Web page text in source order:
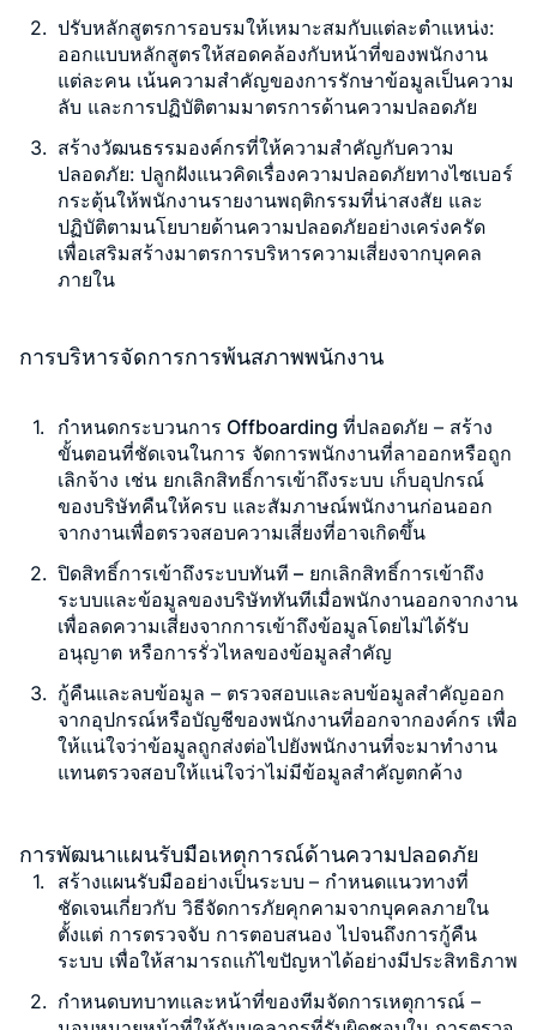
ปรับหลักสูตรการอบรมให้เหมาะสมกับแต่ละตำแหน่ง:
ออกแบบหลักสูตรให้สอดคล้องกับหน้าที่ของพนักงาน
แต่ละคน เน้นความสำคัญของการรักษาข้อมูลเป็นความ
ลับ และการปฏิบัติตามมาตรการด้านความปลอดภัย
สร้างวัฒนธรรมองค์กรที่ให้ความสำคัญกับความ
ปลอดภัย: ปลูกฝังแนวคิดเรื่องความปลอดภัยทางไซเบอร์
กระตุ้นให้พนักงานรายงานพฤติกรรมที่น่าสงสัย และ
ปฏิบัติตามนโยบายด้านความปลอดภัยอย่างเคร่งครัด
เพื่อเสริมสร้างมาตรการบริหารความเสี่ยงจากบุคคล
ภายใน
การบริหารจัดการการพ้นสภาพพนักงาน
กำหนดกระบวนการ Offboarding ที่ปลอดภัย – สร้าง
ขั้นตอนที่ชัดเจนในการ จัดการพนักงานที่ลาออกหรือถูก
เลิกจ้าง เช่น ยกเลิกสิทธิ์การเข้าถึงระบบ เก็บอุปกรณ์
ของบริษัทคืนให้ครบ และสัมภาษณ์พนักงานก่อนออก
จากงานเพื่อตรวจสอบความเสี่ยงที่อาจเกิดขึ้น
ปิดสิทธิ์การเข้าถึงระบบทันที – ยกเลิกสิทธิ์การเข้าถึง
ระบบและข้อมูลของบริษัททันทีเมื่อพนักงานออกจากงาน
เพื่อลดความเสี่ยงจากการเข้าถึงข้อมูลโดยไม่ได้รับ
อนุญาต หรือการรั่วไหลของข้อมูลสำคัญ
กู้คืนและลบข้อมูล – ตรวจสอบและลบข้อมูลสำคัญออก
จากอุปกรณ์หรือบัญชีของพนักงานที่ออกจากองค์กร เพื่อ
ให้แน่ใจว่าข้อมูลถูกส่งต่อไปยังพนักงานที่จะมาทำงาน
แทนตรวจสอบให้แน่ใจว่าไม่มีข้อมูลสำคัญตกค้าง
การพัฒนาแผนรับมือเหตุการณ์ด้านความปลอดภัย
สร้างแผนรับมืออย่างเป็นระบบ – กำหนดแนวทางที่
ชัดเจนเกี่ยวกับ วิธีจัดการภัยคุกคามจากบุคคลภายใน
ตั้งแต่ การตรวจจับ การตอบสนอง ไปจนถึงการกู้คืน
ระบบ เพื่อให้สามารถแก้ไขปัญหาได้อย่างมีประสิทธิภาพ
กำหนดบทบาทและหน้าที่ของทีมจัดการเหตุการณ์ –